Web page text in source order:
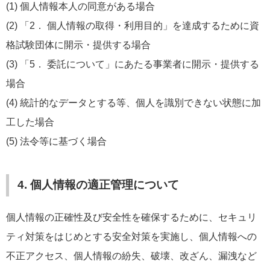
(1) 個人情報本人の同意がある場合
(2) 「2． 個人情報の取得・利用目的」を達成するために資
格試験団体に開示・提供する場合
(3) 「5． 委託について」にあたる事業者に開示・提供する
場合
(4) 統計的なデータとする等、個人を識別できない状態に加
工した場合
(5) 法令等に基づく場合
4. 個人情報の適正管理について
個人情報の正確性及び安全性を確保するために、セキュリ
ティ対策をはじめとする安全対策を実施し、個人情報への
不正アクセス、個人情報の紛失、破壊、改ざん、漏洩など